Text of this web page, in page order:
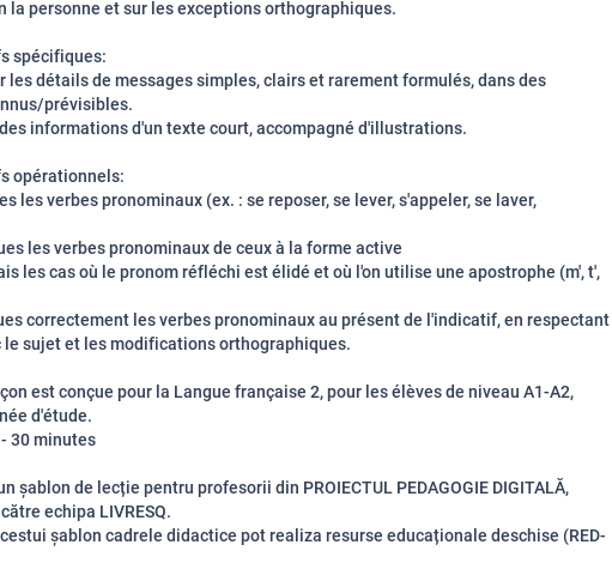
la personne et sur les exceptions orthographiques.
spécifiques:
les détails de messages simples, clairs et rarement formulés, dans des
prévisibles.
informations d'un texte court, accompagné d'illustrations.
opérationnels:
les verbes pronominaux (ex. : se reposer, se lever, s'appeler, se laver,
les verbes pronominaux de ceux à la forme active
les cas où le pronom réfléchi est élidé et où l'on utilise une apostrophe (m', t',
correctement les verbes pronominaux au présent de l'indicatif, en respectant
le sujet et les modifications orthographiques.
est conçue pour la Langue française 2, pour les élèves de niveau A1-A2,
d'étude.
30 minutes
șablon de lecție pentru profesorii din PROIECTUL PEDAGOGIE DIGITALĂ,
echipa LIVRESQ.
șablon cadrele didactice pot realiza resurse educaționale deschise (RED-